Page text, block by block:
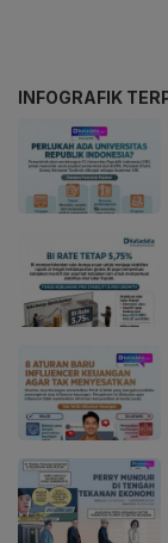
INFOGRAFIK